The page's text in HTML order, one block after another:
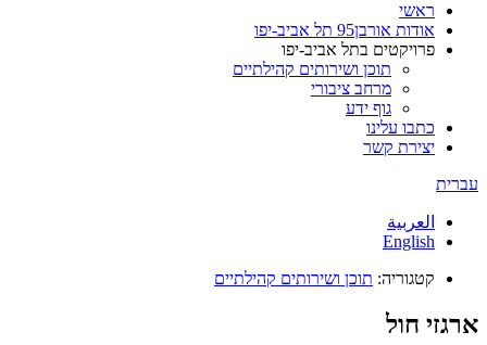
ראשי
אודות אורבן95 תל אביב-יפו
פרויקטים בתל אביב-יפו
תוכן ושירותים קהילתיים
מרחב ציבורי
גוף ידע
כתבו עלינו
יצירת קשר
עברית
العربية
English
קטגוריה: תוכן ושירותים קהילתיים
ארגזי חול